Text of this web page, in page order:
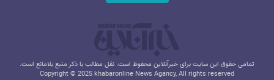
تمامی حقوق این سایت برای خبرآنلاین محفوظ است. نقل مطالب با ذکر منبع بلامانع است.
Copyright © 2025 khabaronline News Agancy, All rights reserved